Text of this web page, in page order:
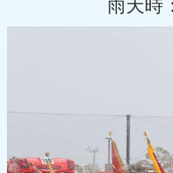
雨天時：式